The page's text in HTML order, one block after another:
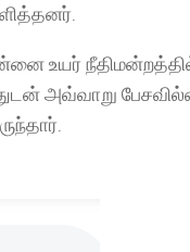
உயர்
அவ்வாறு